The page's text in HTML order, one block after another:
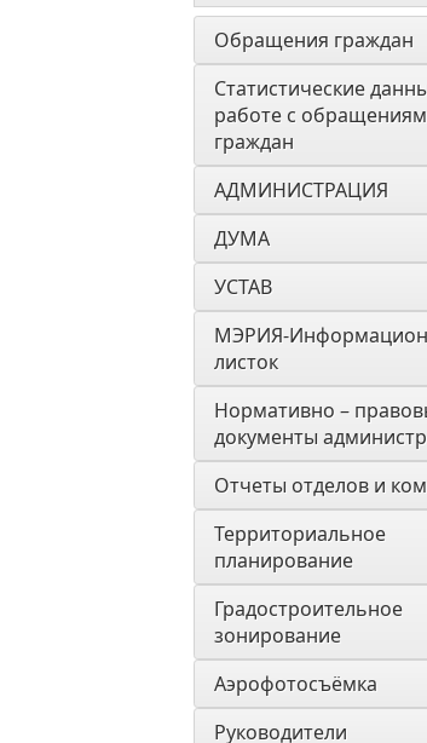
Обращения граждан
Статистические
работе с
граждан
АДМИНИСТРАЦИЯ
ДУМА
УСТАВ
МЭРИЯ-
листок
Нормативно –
документы
Отчеты отделов и
Территориальное
планирование
Градостроительное
зонирование
Аэрофотосъёмка
Руководители